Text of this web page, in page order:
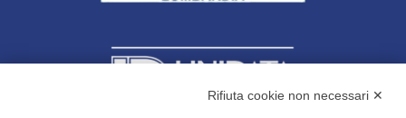
Rifiuta cookie non necessari ✕